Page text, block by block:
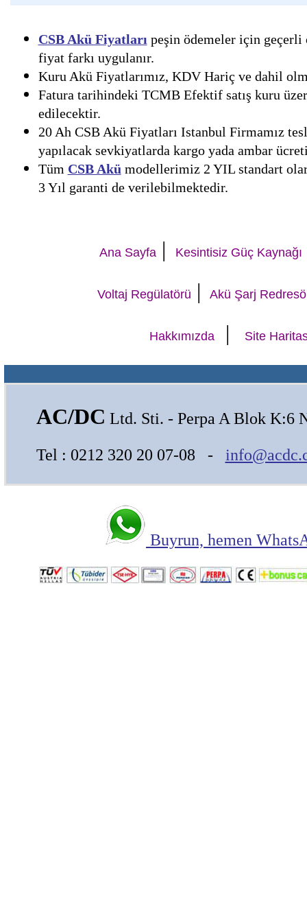
CSB Akü Fiyatları peşin ödemeler için
fiyat farkı uygulanır.
Kuru Akü Fiyatlarımız, KDV Hariç ve dahil
Fatura tarihindeki TCMB Efektif satış kuru
edilecektir.
20 Ah CSB Akü Fiyatları Istanbul Firmamız
yapılacak sevkiyatlarda kargo yada ambar
Tüm CSB Akü modellerimiz 2 YIL standart
3 Yıl garanti de verilebilmektedir.
Ana Sayfa | Kesintisiz Güç Kaynağı
Voltaj Regülatörü | Akü Şarj
Hakkımızda | Site
AC/DC Ltd. Sti. - Perpa A Blok K:6
Tel : 0212 320 20 07-08 -
Buyrun, hemen